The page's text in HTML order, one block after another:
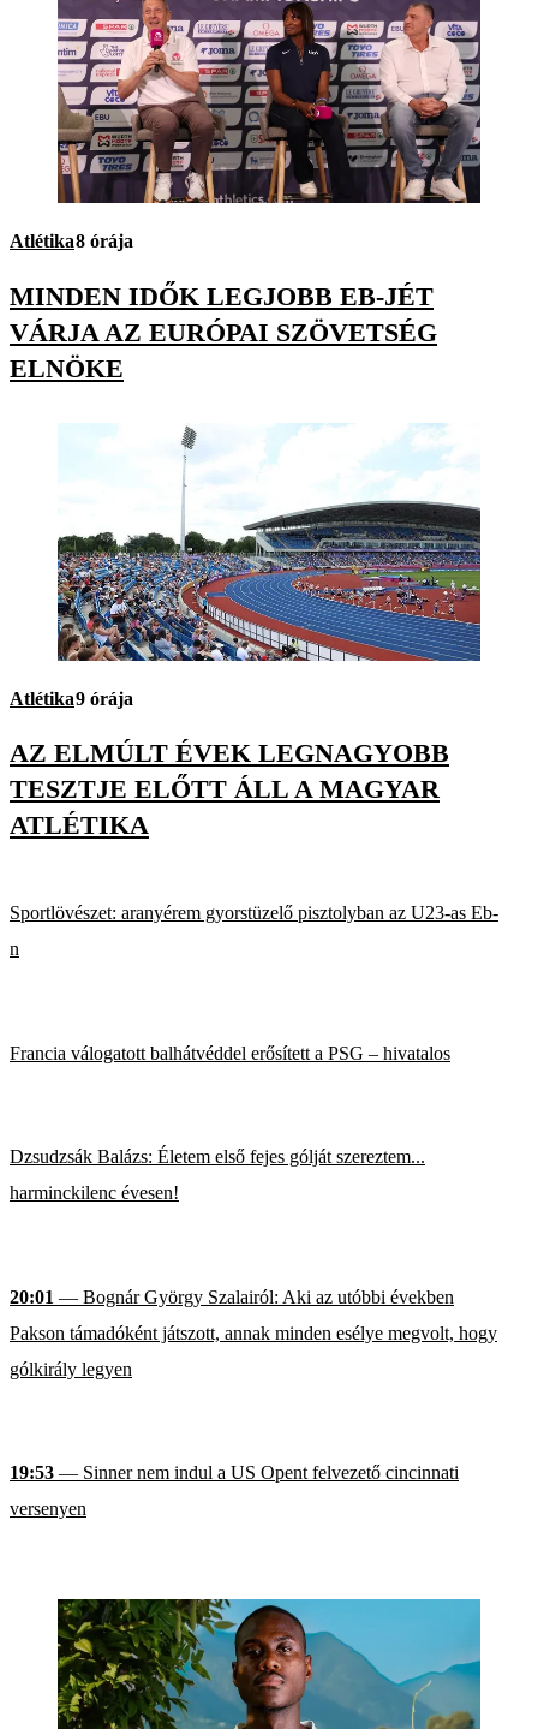
Atlétika8 órája
MINDEN IDŐK LEGJOBB EB-JÉT
VÁRJA AZ EURÓPAI SZÖVETSÉG
ELNÖKE
Atlétika9 órája
AZ ELMÚLT ÉVEK LEGNAGYOBB
TESZTJE ELŐTT ÁLL A MAGYAR
ATLÉTIKA
Sportlövészet: aranyérem gyorstüzelő pisztolyban az U23-as Eb-
n
Francia válogatott balhátvéddel erősített a PSG – hivatalos
Dzsudzsák Balázs: Életem első fejes gólját szereztem...
harminckilenc évesen!
20:01 — Bognár György Szalairól: Aki az utóbbi években
Pakson támadóként játszott, annak minden esélye megvolt, hogy
gólkirály legyen
19:53 — Sinner nem indul a US Opent felvezető cincinnati
versenyen